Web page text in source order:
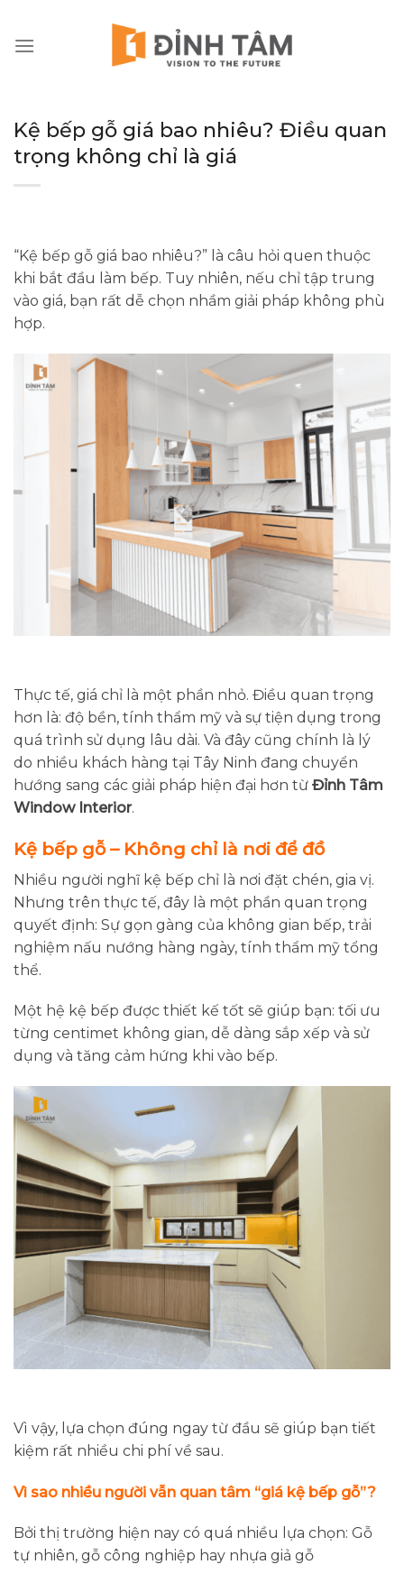
nội
Kệ bếp gỗ giá bao nhiêu? Điều quan
trọng không chỉ là giá
“Kệ bếp gỗ giá bao nhiêu?” là câu hỏi quen thuộc
khi bắt đầu làm bếp. Tuy nhiên, nếu chỉ tập trung
vào giá, bạn rất dễ chọn nhầm giải pháp không phù
hợp.
Thực tế, giá chỉ là một phần nhỏ. Điều quan trọng
hơn là: độ bền, tính thẩm mỹ và sự tiện dụng trong
quá trình sử dụng lâu dài. Và đây cũng chính là lý
do nhiều khách hàng tại Tây Ninh đang chuyển
hướng sang các giải pháp hiện đại hơn từ Đỉnh Tâm
Window Interior.
Kệ bếp gỗ – Không chỉ là nơi để đồ
Nhiều người nghĩ kệ bếp chỉ là nơi đặt chén, gia vị.
Nhưng trên thực tế, đây là một phần quan trọng
quyết định: Sự gọn gàng của không gian bếp, trải
nghiệm nấu nướng hàng ngày, tính thẩm mỹ tổng
thể.
Một hệ kệ bếp được thiết kế tốt sẽ giúp bạn: tối ưu
từng centimet không gian, dễ dàng sắp xếp và sử
dụng và tăng cảm hứng khi vào bếp.
Vì vậy, lựa chọn đúng ngay từ đầu sẽ giúp bạn tiết
kiệm rất nhiều chi phí về sau.
Vì sao nhiều người vẫn quan tâm “giá kệ bếp gỗ”?
Bởi thị trường hiện nay có quá nhiều lựa chọn: Gỗ
tự nhiên, gỗ công nghiệp hay nhựa giả gỗ